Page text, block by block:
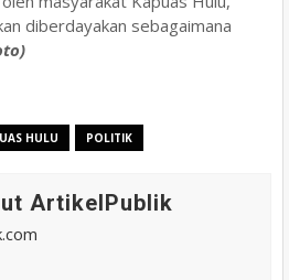
diberdayakan sebagaimana
HULU POLITIK
ArtikelPublik